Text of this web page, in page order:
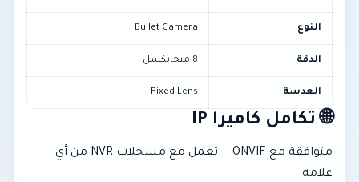
النوع Bullet Camera
الدقة 8 ميجابكسل
العدسة Fixed Lens
🌐 تكامل كاميرا IP
متوافقة مع ONVIF — تعمل مع مسجلات NVR من أي
علامة